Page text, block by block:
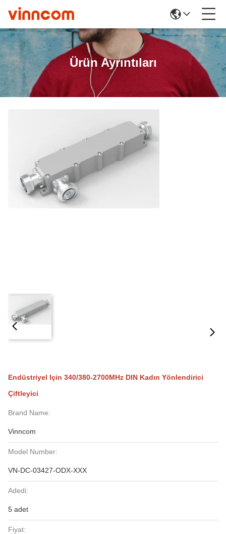
Ürün Ayrıntıları
Endüstriyel Için 340/380-2700MHz DIN Kadın Yönlendirici
Çiftleyici
Brand Name:
Vinncom
Model Number:
VN-DC-03427-ODX-XXX
Adedi:
5 adet
Fiyat: